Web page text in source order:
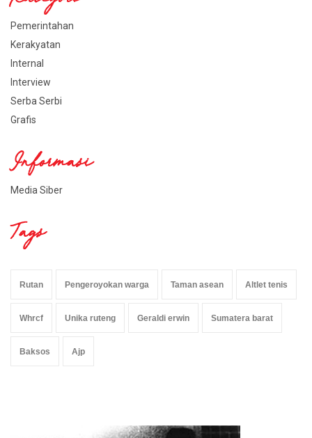
Pemerintahan
Kerakyatan
Internal
Interview
Serba Serbi
Grafis
Informasi
Media Siber
Tags
Rutan Pengeroyokan warga Taman asean Altlet tenis
Whrcf Unika ruteng Geraldi erwin Sumatera barat
Baksos Ajp